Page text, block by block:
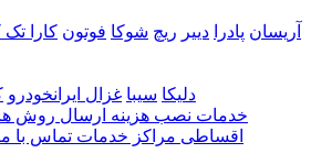
آریسان پادرا دییر ریچ شوکا فوتون کارا تک
دلیکا سیبا غزال ایرانخودرو
خدمات نصب هزینه ارسال روش
اقساطی مراکز خدمات تماس با